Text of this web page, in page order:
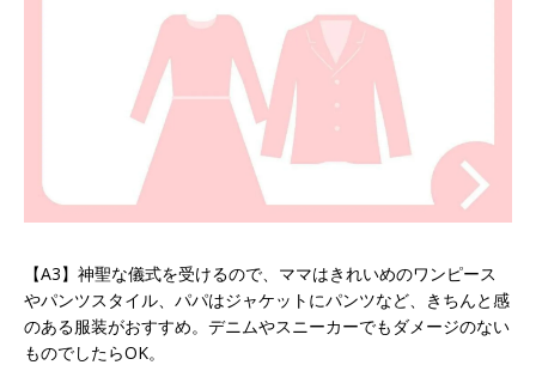
【A3】神聖な儀式を受けるので、ママはきれいめのワンピース
やパンツスタイル、パパはジャケットにパンツなど、きちんと感
のある服装がおすすめ。デニムやスニーカーでもダメージのない
ものでしたらOK。